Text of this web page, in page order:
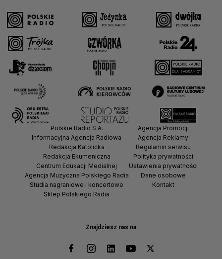
Znajdziesz nas na
Polskie Radio S.A.
Informacyjna Agencja Radiowa
Redakcja Katolicka
Redakcja Ekumeniczna
Centrum Edukacji Medialnej
Agencja Muzyczna Polskiego Radia
Studia nagraniowe i koncertowe
Sklep Polskiego Radia
Agencja Promocji
Agencja Reklamy
Regulamin serwisu
Polityka prywatności
Ustawienia prywatności
Dane osobowe
Kontakt